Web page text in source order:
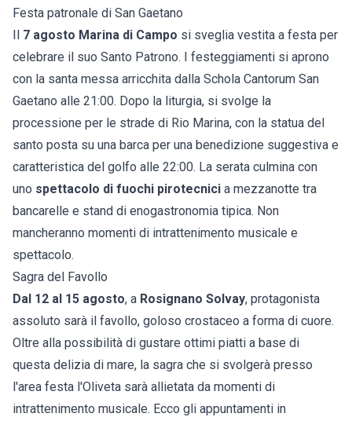
Festa patronale di San Gaetano
7 agosto Marina di Campo si sveglia vestita a festa per
celebrare il suo Santo Patrono. I festeggiamenti si aprono
con la santa messa arricchita dalla Schola Cantorum San
Gaetano alle 21:00. Dopo la liturgia, si svolge la
processione per le strade di Rio Marina, con la statua del
santo posta su una barca per una benedizione suggestiva e
caratteristica del golfo alle 22:00. La serata culmina con
uno spettacolo di fuochi pirotecnici a mezzanotte tra
bancarelle e stand di enogastronomia tipica. Non
mancheranno momenti di intrattenimento musicale e
spettacolo.
Sagra del Favollo
Dal 12 al 15 agosto, a Rosignano Solvay, protagonista
assoluto sarà il favollo, goloso crostaceo a forma di cuore.
Oltre alla possibilità di gustare ottimi piatti a base di
questa delizia di mare, la sagra che si svolgerà presso
l'area festa l'Oliveta sarà allietata da momenti di
intrattenimento musicale. Ecco gli appuntamenti in